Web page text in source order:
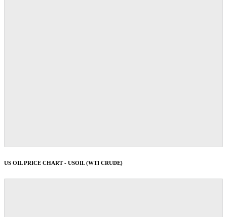
US OIL PRICE CHART - USOIL (WTI CRUDE)